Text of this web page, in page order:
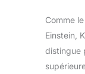
Comme
Einstein,
distingue